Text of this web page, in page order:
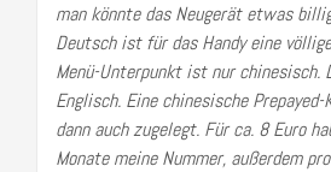
man könnte das Neugerät etwas
Deutsch ist für das Handy eine
Menü-Unterpunkt ist nur chinesisch.
Englisch. Eine chinesische
dann auch zugelegt. Für ca. 8 Euro
Monate meine Nummer, außerdem